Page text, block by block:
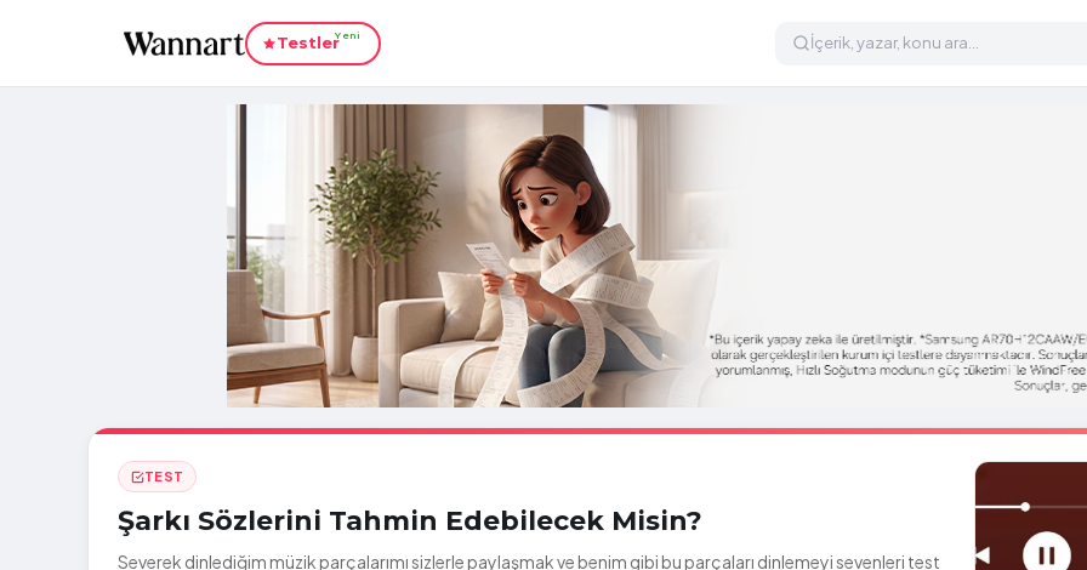
TestlerYeni
TEST
Şarkı Sözlerini Tahmin Edebilecek Misin?
Severek dinlediğim müzik parçalarımı sizlerle paylaşmak ve benim gibi bu parçaları dinlemeyi sevenleri test